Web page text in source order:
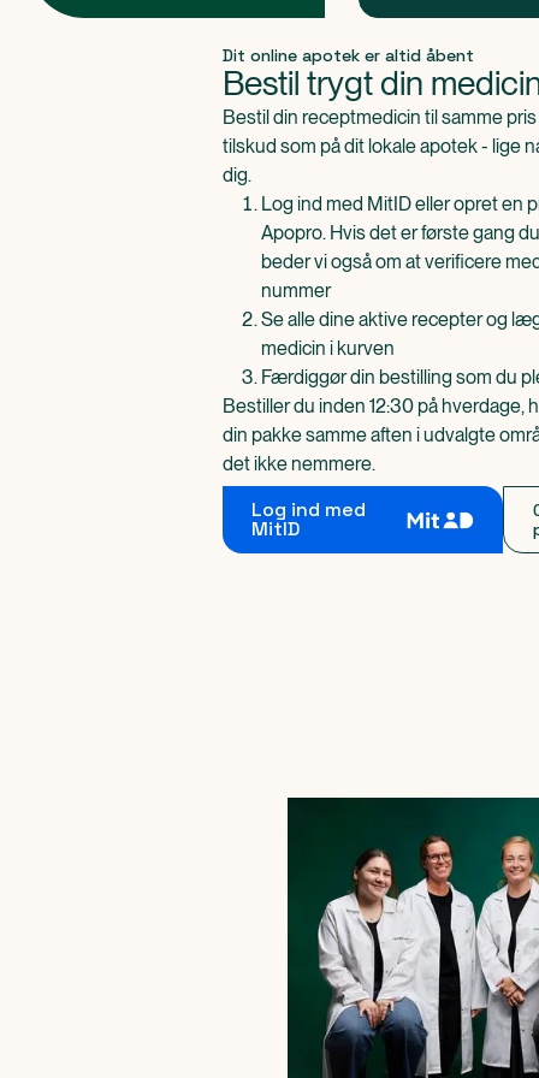
Dit online apotek er altid åbent
Bestil trygt din
Bestil din receptmedicin til samme
tilskud som på dit lokale apotek - lige
dig.
Log ind med MitID eller opret en
Apopro. Hvis det er første gang
beder vi også om at verificere
nummer
Se alle dine aktive recepter og
medicin i kurven
Færdiggør din bestilling som du
Bestiller du inden 12:30 på hverdage,
din pakke samme aften i udvalgte
det ikke nemmere.
Log ind med
MitID